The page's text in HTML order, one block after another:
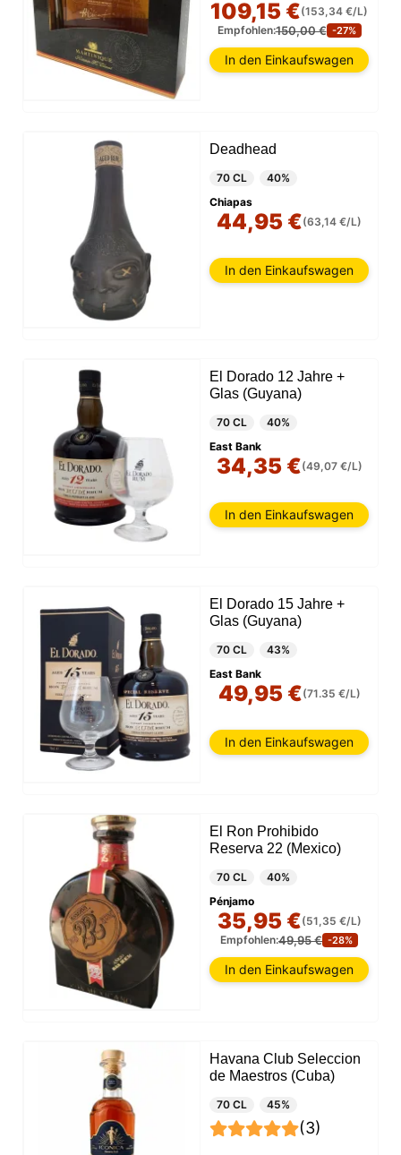
109,15 €(153,34 €/L)
Empfohlen:150,00 € -27%
In den Einkaufswagen
Deadhead
70 CL
40%
Chiapas
44,95 €(63,14 €/L)
In den Einkaufswagen
El Dorado 12 Jahre +
Glas (Guyana)
70 CL
40%
East Bank
34,35 €(49,07 €/L)
In den Einkaufswagen
El Dorado 15 Jahre +
Glas (Guyana)
70 CL
43%
East Bank
49,95 €(71.35 €/L)
In den Einkaufswagen
El Ron Prohibido
Reserva 22 (Mexico)
70 CL
40%
Pénjamo
35,95 €(51,35 €/L)
Empfohlen:49,95 € -28%
In den Einkaufswagen
Havana Club Seleccion
de Maestros (Cuba)
70 CL 45%
(3)